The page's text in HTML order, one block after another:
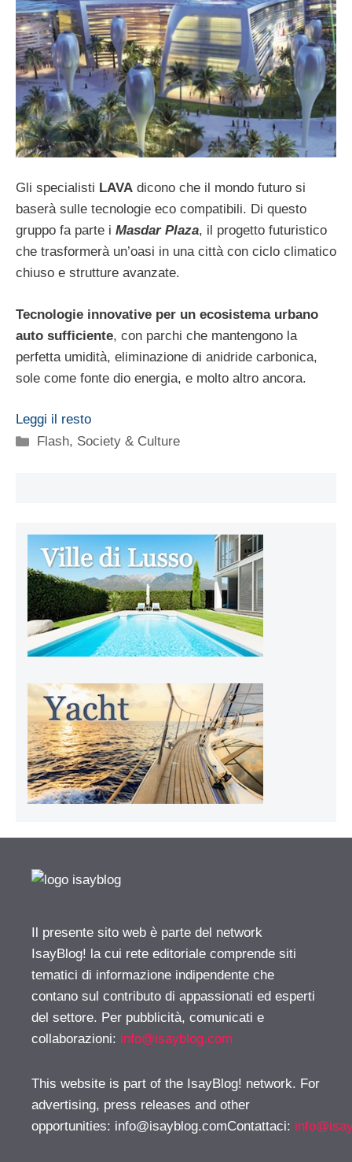
Gli specialisti LAVA dicono che il mondo futuro si
baserà sulle tecnologie eco compatibili. Di questo
gruppo fa parte i Masdar Plaza, il progetto futuristico
che trasformerà un’oasi in una città con ciclo climatico
chiuso e strutture avanzate.
Tecnologie innovative per un ecosistema urbano
auto sufficiente, con parchi che mantengono la
perfetta umidità, eliminazione di anidride carbonica,
sole come fonte dio energia, e molto altro ancora.
Leggi il resto
Categorie
Flash, Society & Culture
Il presente sito web è parte del network
IsayBlog! la cui rete editoriale comprende siti
tematici di informazione indipendente che
contano sul contributo di appassionati ed esperti
del settore. Per pubblicità, comunicati e
collaborazioni: info@isayblog.com
This website is part of the IsayBlog! network. For
advertising, press releases and other
opportunities: info@isayblog.comContattaci: